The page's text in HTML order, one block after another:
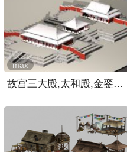
故宫三大殿,太和殿,金銮殿..
max